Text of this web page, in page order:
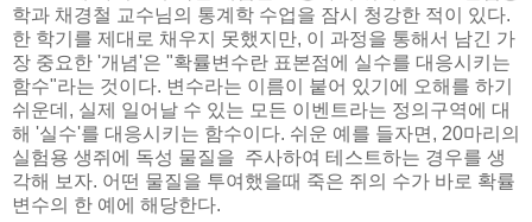
학과 채경철 교수님의 통계학 수업을 잠시 청강한 적이 있다.
한 학기를 제대로 채우지 못했지만, 이 과정을 통해서 남긴 가
장 중요한 '개념'은 "확률변수란 표본점에 실수를 대응시키는
함수"라는 것이다. 변수라는 이름이 붙어 있기에 오해를 하기
쉬운데, 실제 일어날 수 있는 모든 이벤트라는 정의구역에 대
해 '실수'를 대응시키는 함수이다. 쉬운 예를 들자면, 20마리의
실험용 생쥐에 독성 물질을 주사하여 테스트하는 경우를 생
각해 보자. 어떤 물질을 투여했을때 죽은 쥐의 수가 바로 확률
변수의 한 예에 해당한다.